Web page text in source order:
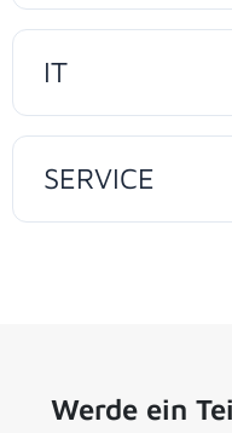
IT
SERVICE
Werde ein